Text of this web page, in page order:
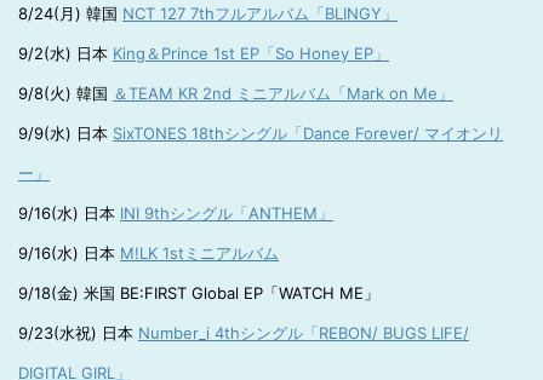
8/24(月) 韓国 NCT 127 7thフルアルバム「BLINGY」
9/2(水) 日本 King＆Prince 1st EP「So Honey EP」
9/8(火) 韓国 ＆TEAM KR 2nd ミニアルバム「Mark on Me」
9/9(水) 日本 SixTONES 18thシングル「Dance Forever/ マイオンリ
ー」
9/16(水) 日本 INI 9thシングル「ANTHEM」
9/16(水) 日本 M!LK 1stミニアルバム
9/18(金) 米国 BE:FIRST Global EP「WATCH ME」
9/23(水祝) 日本 Number_i 4thシングル「REBON/ BUGS LIFE/
DIGITAL GIRL」